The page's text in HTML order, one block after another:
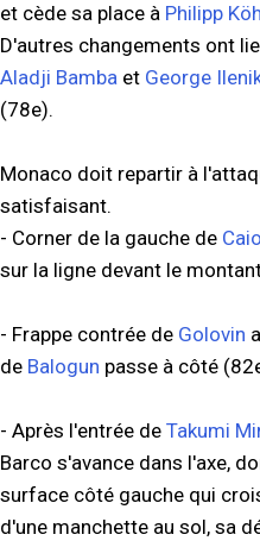
et cède sa place à Philipp
D'autres changements ont
Aladji Bamba et George
(78e).
Monaco doit repartir à
satisfaisant.
- Corner de la gauche de Caio
sur la ligne devant le
- Frappe contrée de Golovin
de Balogun passe à côté
- Après l'entrée de Takumi
Barco s'avance dans l'axe,
surface côté gauche qui
d'une manchette au sol, sa